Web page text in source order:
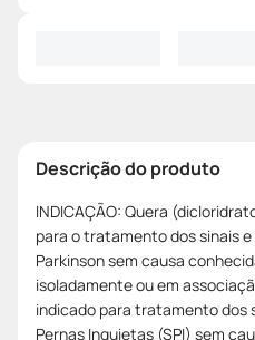
Descrição do produto
INDICAÇÃO: Quera
para o tratamento dos sinais
Parkinson sem causa
isoladamente ou em
indicado para tratamento dos
Pernas Inquietas (SPI) sem